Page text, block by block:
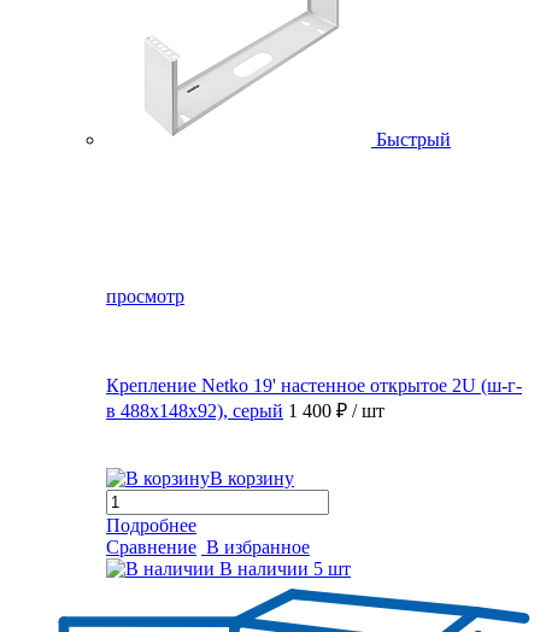
Быстрый
просмотр
Крепление Netko 19' настенное открытое 2U (ш-г-
в 488х148х92), серый 1 400 ₽ / шт
В корзину
Подробнее
Сравнение В избранное
В наличии 5 шт